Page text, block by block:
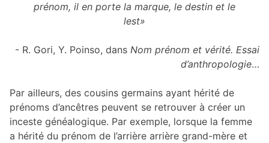
prénom, il en porte la marque, le destin et le
lest»
- R. Gori, Y. Poinso, dans Nom prénom et vérité. Essai
d’anthropologie…
Par ailleurs, des cousins germains ayant hérité de
prénoms d’ancêtres peuvent se retrouver à créer un
inceste généalogique. Par exemple, lorsque la femme
a hérité du prénom de l’arrière arrière grand-mère et